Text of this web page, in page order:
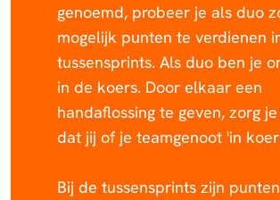
genoemd, probeer je als duo
mogelijk punten te verdienen
tussensprints. Als duo ben je
in de koers. Door elkaar een
handaflossing te geven, zorg
dat jij of je teamgenoot 'in
Bij de tussensprints zijn